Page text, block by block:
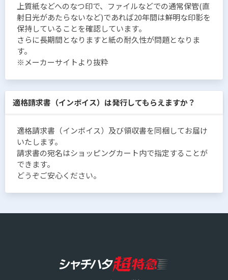
上質紙などへのなつ印で、ファイルなどでの通常保管(直
射日光があたらないなど)であれば20年間は鮮明な印影を
保持していることを確認しています。
さらに長期間となりますと紙の耐久性が問題となりま
す。
※メーカーサイトより抜粋
適格請求書（インボイス）は発行してもらえますか？
適格請求書（インボイス）及び領収書を同梱してお届け
いたします。
請求書の宛名はショッピングカート内で指定することが
できます。
どうぞご安心ください。